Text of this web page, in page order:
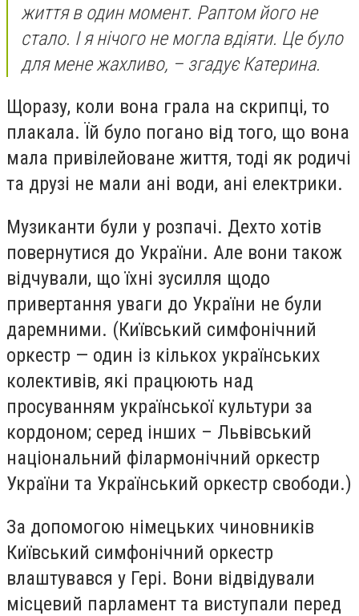
життя в один момент. Раптом його не
стало. І я нічого не могла вдіяти. Це було
для мене жахливо, – згадує Катерина.
Щоразу, коли вона грала на скрипці, то
плакала. Їй було погано від того, що вона
мала привілейоване життя, тоді як родичі
та друзі не мали ані води, ані електрики.
Музиканти були у розпачі. Дехто хотів
повернутися до України. Але вони також
відчували, що їхні зусилля щодо
привертання уваги до України не були
даремними. (Київський симфонічний
оркестр — один із кількох українських
колективів, які працюють над
просуванням української культури за
кордоном; серед інших – Львівський
національний філармонічний оркестр
України та Український оркестр свободи.)
За допомогою німецьких чиновників
Київський симфонічний оркестр
влаштувався у Гері. Вони відвідували
місцевий парламент та виступали перед